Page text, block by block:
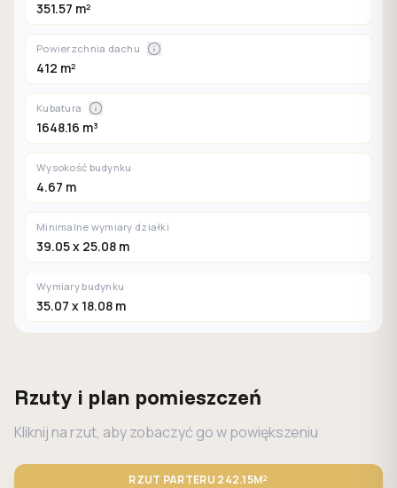
351.57 m²
Powierzchnia dachu
412 m²
Kubatura
1648.16 m³
Wysokość budynku
4.67 m
Minimalne wymiary działki
39.05 x 25.08 m
Wymiary budynku
35.07 x 18.08 m
Rzuty i plan pomieszczeń
Kliknij na rzut, aby zobaczyć go w powiększeniu
RZUT PARTERU 242.15M²